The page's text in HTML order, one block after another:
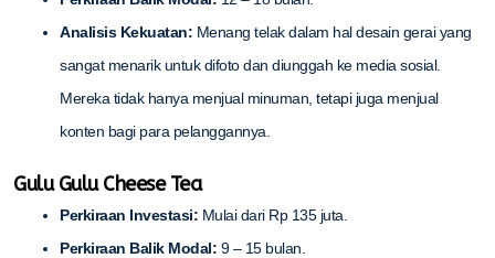
Analisis Kekuatan: Menang telak dalam hal desain gerai yang
sangat menarik untuk difoto dan diunggah ke media sosial.
Mereka tidak hanya menjual minuman, tetapi juga menjual
konten bagi para pelanggannya.
Gulu Gulu Cheese Tea
Perkiraan Investasi: Mulai dari Rp 135 juta.
Perkiraan Balik Modal: 9 – 15 bulan.